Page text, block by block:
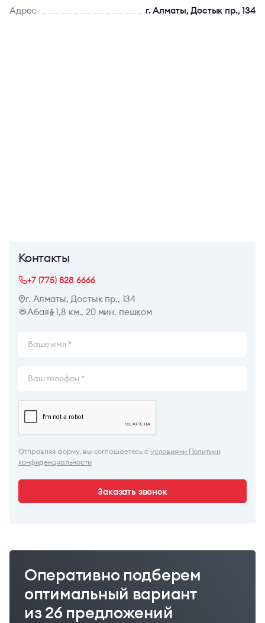
Адрес
г. Алматы, Достык пр., 134
Контакты
+7 (775) 828 6666
г. Алматы, Достык пр., 134
Абая
1,8 км., 20 мин. пешком
Отправляя форму, вы соглашаетесь с условиями Политики
конфиденциальности
Заказать звонок
Оперативно подберем
оптимальный вариант
из 26 предложений